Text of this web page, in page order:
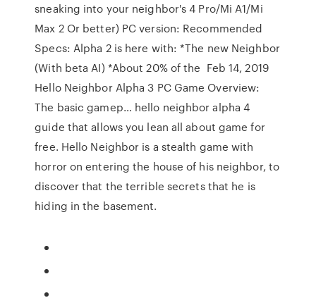
sneaking into your neighbor's 4 Pro/Mi A1/Mi
Max 2 Or better) PC version: Recommended
Specs: Alpha 2 is here with: *The new Neighbor
(With beta AI) *About 20% of the Feb 14, 2019
Hello Neighbor Alpha 3 PC Game Overview:
The basic gamep… hello neighbor alpha 4
guide that allows you lean all about game for
free. Hello Neighbor is a stealth game with
horror on entering the house of his neighbor, to
discover that the terrible secrets that he is
hiding in the basement.